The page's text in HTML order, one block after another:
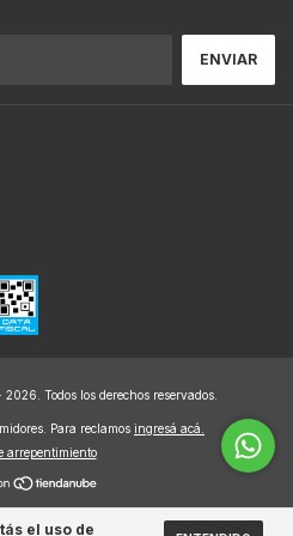
el uso de
Todos los derechos reservados.
Para reclamos ingresá acá.
arrepentimiento